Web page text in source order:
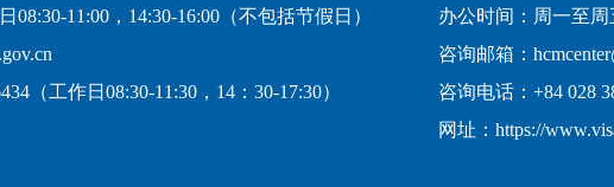
11:00，14:30-16:00（不包括节假日）
（工作日08:30-11:30，14：30-17:30）
办公时间：周一至周
咨询邮箱：
咨询电话：+84 028
网址：https://